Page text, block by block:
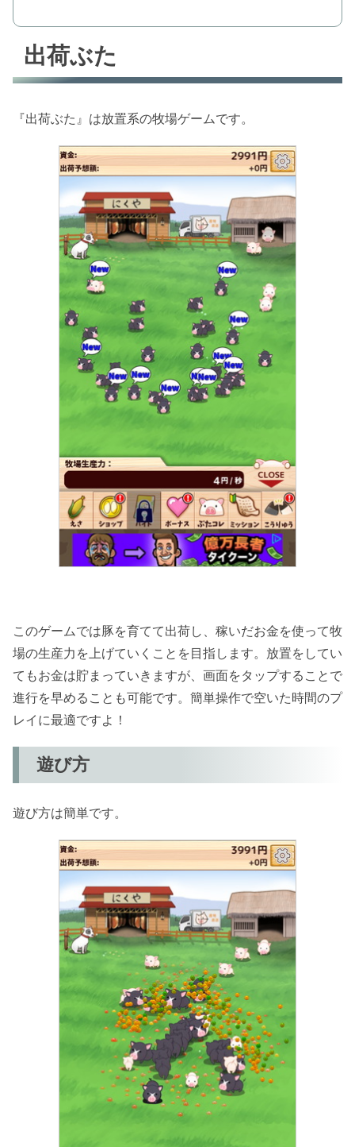
出荷ぶた
『出荷ぶた』は放置系の牧場ゲームです。
このゲームでは豚を育てて出荷し、稼いだお金を使って牧
場の生産力を上げていくことを目指します。放置をしてい
てもお金は貯まっていきますが、画面をタップすることで
進行を早めることも可能です。簡単操作で空いた時間のプ
レイに最適ですよ！
遊び方
遊び方は簡単です。